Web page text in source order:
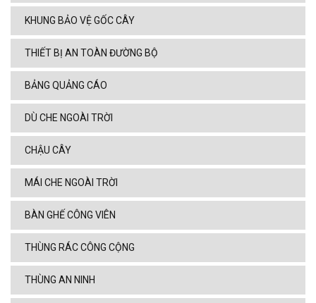
KHUNG BẢO VỆ GỐC CÂY
THIẾT BỊ AN TOÀN ĐƯỜNG BỘ
BẢNG QUẢNG CÁO
DÙ CHE NGOÀI TRỜI
CHẬU CÂY
MÁI CHE NGOÀI TRỜI
BÀN GHẾ CÔNG VIÊN
THÙNG RÁC CÔNG CỘNG
THÙNG AN NINH